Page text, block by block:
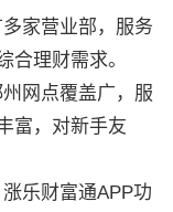
家营业部，服务
合理财需求。
网点覆盖广，服
富，对新手友
乐财富通APP功